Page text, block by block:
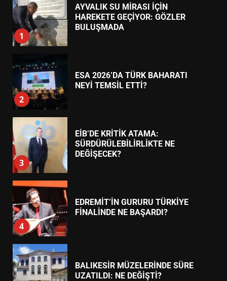
1
AYVALIK SU MİRASI İÇİN
HAREKETE GEÇİYOR: GÖZLER
BULUŞMADA
2
ESA 2026’DA TÜRK BAHARATI
NEYİ TEMSİL ETTİ?
3
EİB’DE KRİTİK ATAMA:
SÜRDÜRÜLEBİLİRLİKTE NE
DEĞİŞECEK?
4
EDREMİT’İN GURURU TÜRKİYE
FİNALİNDE NE BAŞARDI?
BALIKESİR MÜZELERİNDE SÜRE
UZATILDI: NE DEĞİŞTİ?